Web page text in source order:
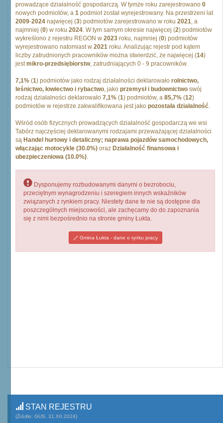
prowadzące działalność gospodarczą. W tymże roku zarejestrowano 0
nowych podmiotów, a 1 podmiot został wyrejestrowany. Na przestrzeni lat
2009-2024 najwięcej (3) podmiotów zarejestrowano w roku 2021, a
najmniej (0) w roku 2024. W tym samym okresie najwięcej (2) podmiotów
wykreślono z rejestru REGON w 2023 roku, najmniej (0) podmiotów
wyrejestrowano natomiast w 2021 roku. Analizując rejestr pod kątem
liczby zatrudnionych pracowników można stwierdzić, że najwięcej (14)
jestmikro-przedsiębiorstw, zatrudniających 0 - 9 pracowników.
7,1% (1) podmiotów jako rodzaj działalności deklarowało rolnictwo,
leśnictwo, łowiectwo i rybactwo, jako przemysł i budownictwo swój
rodzaj działalności deklarowało 7,1% (1) podmiotów, a 85,7% (12)
podmiotów w rejestrze zakwalifikowana jest jako pozostała działalność.
Wśród osób fizycznych prowadzących działalność gospodarczą we wsi
Tabórz najczęściej deklarowanymi rodzajami przeważającej działalności
są Handel hurtowy i detaliczny; naprawa pojazdów samochodowych,
włączając motocykle (30.0%) oraz Działalność finansowa i
ubezpieczeniowa (10.0%).
Dysponujemy rozbudowanymi danymi o bezrobociu,
przeciętnym wynagrodzeniu i szeregiem innych wskaźników
związanych z rynkiem pracy. Niestety dane te nie są dostępne dla
poszczególnych miejscowości, ale zachęcamy do do zapoznania
się z nimi bezpośrednio na stronie gminy Łukta.
Gmina Łukta - dane o rynku pracy
STAN REJESTRU
(Źródło: GUS, 31.XII.2024)